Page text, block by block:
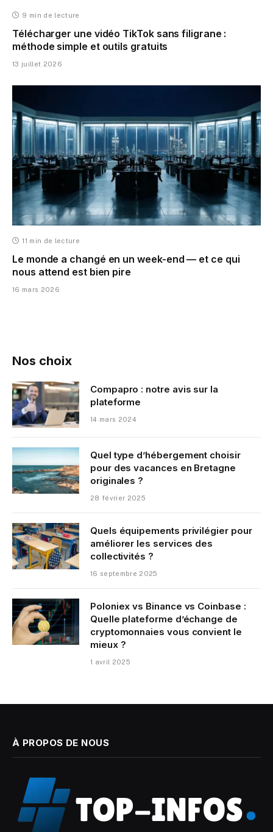
9 min de lecture
Télécharger une vidéo TikTok sans filigrane :
méthode simple et outils gratuits
13 juillet 2026
11 min de lecture
Le monde a changé en un week-end — et ce qui
nous attend est bien pire
16 mars 2026
Nos choix
Compapro : notre avis sur la
plateforme
14 mars 2024
Quel type d’hébergement choisir
pour des vacances en Bretagne
originales ?
28 février 2025
Quels équipements privilégier pour
améliorer les services des
collectivités ?
16 septembre 2025
Poloniex vs Binance vs Coinbase :
Quelle plateforme d’échange de
cryptomonnaies vous convient le
mieux ?
1 avril 2025
À PROPOS DE NOUS